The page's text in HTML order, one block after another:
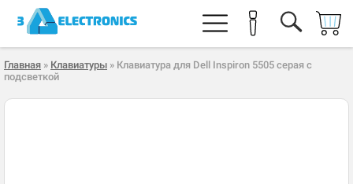
Главная » Клавиатуры » Клавиатура для Dell Inspiron 5505 серая с
подсветкой